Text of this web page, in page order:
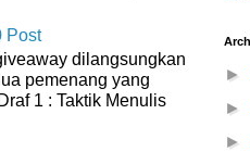
Post
dilangsungkan
pemenang yang
1 : Taktik Menulis
►
►
►